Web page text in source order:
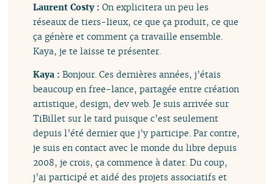
Laurent Costy :On explicitera un peu les
réseaux de tiers-lieux, ce que ça produit, ce que
ça génère et comment ça travaille ensemble.
Kaya, je te laisse te présenter.
Kaya :Bonjour. Ces dernières années, j’étais
beaucoup en free-lance, partagée entre création
artistique, design, dev web. Je suis arrivée sur
TiBillet sur le tard puisque c’est seulement
depuis l’été dernier que j’y participe. Par contre,
je suis en contact avec le monde du libre depuis
2008, je crois, ça commence à dater. Du coup,
j’ai participé et aidé des projets associatifs et